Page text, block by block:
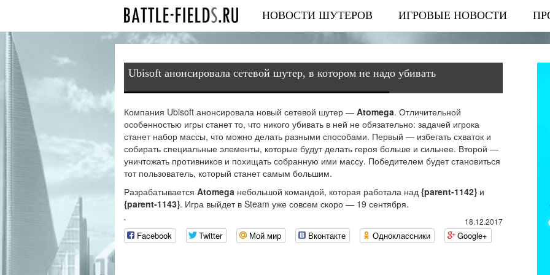
НОВОСТИ ШУТЕРОВ ИГРОВЫЕ НОВОСТИ
Ubisoft анонсировала сетевой шутер, в котором не надо убивать
Компания Ubisoft анонсировала новый сетевой шутер — Atomega. Отличительной
особенностью игры станет то, что никого убивать в ней не обязательно: задачей игрока
станет набор массы, что можно делать разными способами. Первый — избегать схваток и
собирать специальные элементы, которые будут делать героя больше и сильнее. Второй —
уничтожать противников и похищать собранную ими массу. Победителем будет становиться
тот пользователь, который станет самым большим.
Разрабатывается Atomega небольшой командой, которая работала над {parent-1142} и
{parent-1143}. Игра выйдет в Steam уже совсем скоро — 19 сентября.
18.12.2017
`
Facebook Twitter Мой мир Вконтакте Одноклассники Google+